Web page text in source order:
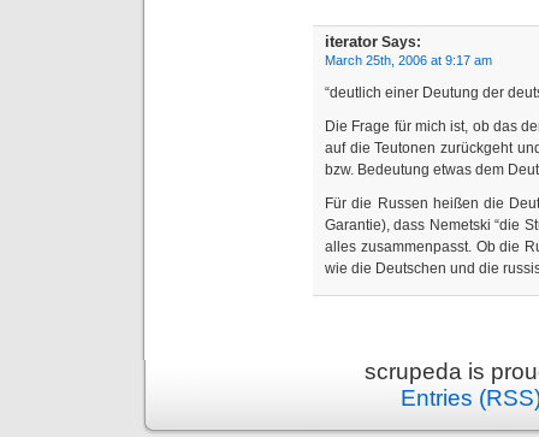
iterator Says:
March 25th, 2006 at 9:17 am
“deutlich einer Deutung der
Die Frage für mich ist, ob das
auf die Teutonen zurückgeht
bzw. Bedeutung etwas dem
Für die Russen heißen die
Garantie), dass Nemetski “die
alles zusammenpasst. Ob die
wie die Deutschen und die
scrupeda is
Entries